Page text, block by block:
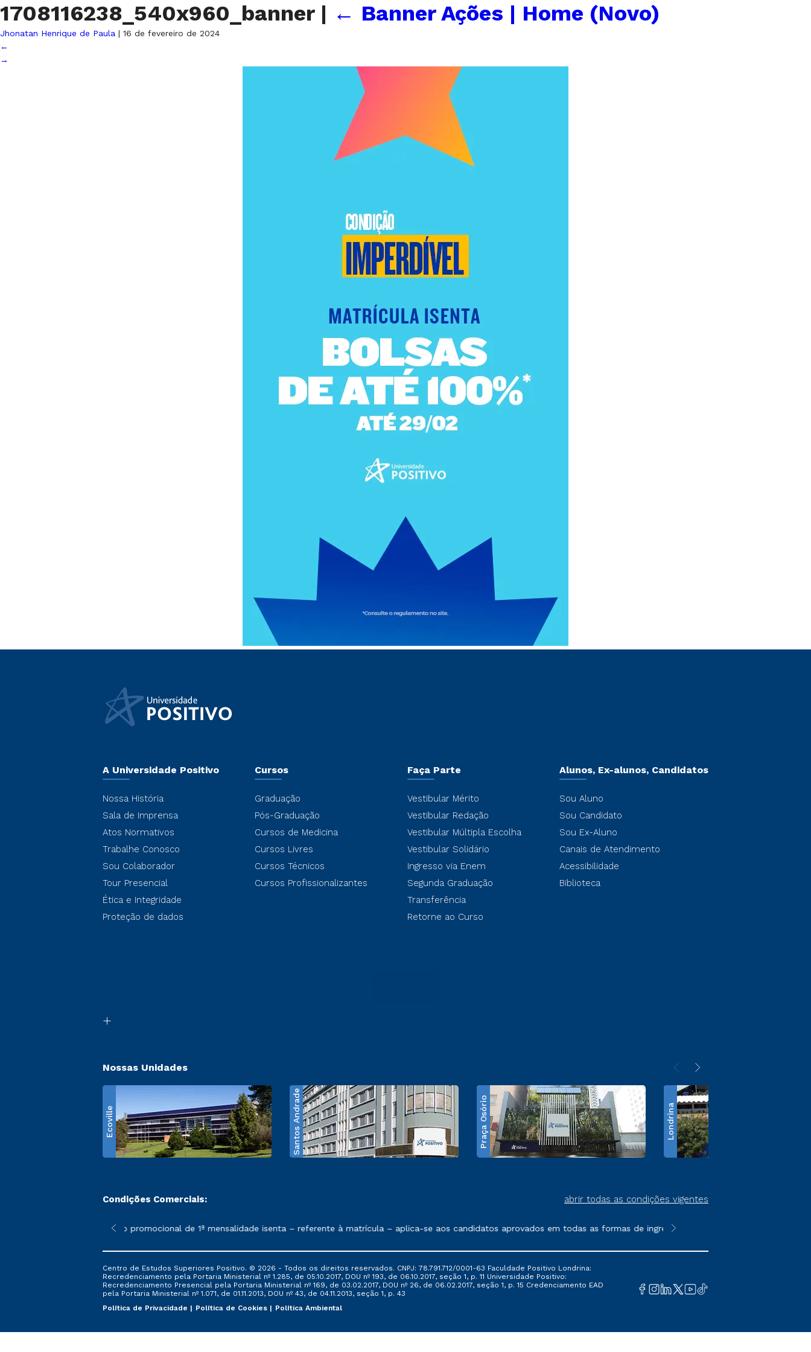
1708116238_540x960_banner | ← Banner Ações | Home (Novo)
Jhonatan Henrique de Paula | 16 de fevereiro de 2024
←
→
A Universidade Positivo
Nossa História
Sala de Imprensa
Atos Normativos
Trabalhe Conosco
Sou Colaborador
Tour Presencial
Ética e Integridade
Proteção de dados
Cursos
Graduação
Pós-Graduação
Cursos de Medicina
Cursos Livres
Cursos Técnicos
Cursos Profissionalizantes
Faça Parte
Vestibular Mérito
Vestibular Redação
Vestibular Múltipla Escolha
Vestibular Solidário
Ingresso via Enem
Segunda Graduação
Transferência
Retorne ao Curso
Alunos, Ex-alunos, Candidatos
Sou Aluno
Sou Candidato
Sou Ex-Aluno
Canais de Atendimento
Acessibilidade
Biblioteca
Nossas Unidades
Ecoville Santos Andrade Praça Osório Londrina
Condições Comerciais: abrir todas as condições vigentes
sofrer alterações nos períodos de rematrícula conforme exposto no contrato de prestação de serviços
*A condição promocional de 1ª mensalidade isenta – referente à matrícula – aplica-se aos candidatos aprovados em todas as formas de ingresso, exceto na prova on-line ou
**Semipresencial é um formato do
Centro de Estudos Superiores Positivo. © 2026 - Todos os direitos reservados. CNPJ: 78.791.712/0001-63 Faculdade Positivo Londrina:
Recredenciamento pela Portaria Ministerial nº 1.285, de 05.10.2017, DOU nº 193, de 06.10.2017, seção 1, p. 11 Universidade Positivo:
Recredenciamento Presencial ​pela Portaria Ministerial nº 169, de 03.02.2017, DOU nº 26, de 06.02.2017, seção 1, p. 15 Credenciamento EAD
pela Portaria Ministerial nº 1.071, de 01.11.2013, DOU nº 43, de 04.11.2013, seção 1, p. 43
Política de Privacidade
Política de Cookies Política Ambiental